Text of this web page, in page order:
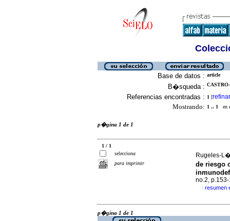
Base de datos : article
B�squeda :
Referencias encontradas : 1 [refinar
Mostrando: 1 .. 1 en
p�gina 1 de 1
1 / 1
selecciona
para imprimir
Rugeles-
de riesgo
no.2,
· resumen
p�gina 1 de 1